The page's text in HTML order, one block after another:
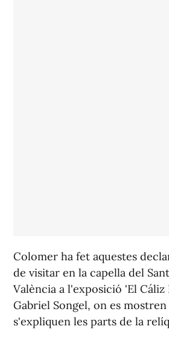
Colomer ha fet aquestes
de visitar en la capella del
València a l'exposició 'El Cáliz
Gabriel Songel, on es
s'expliquen les parts de la